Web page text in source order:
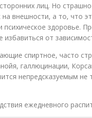
лиц. Но
внешности, а то, что
психическое здоровье.
избавиться от
спиртное, часто
галлюцинации,
непредсказуемым
ежедневного